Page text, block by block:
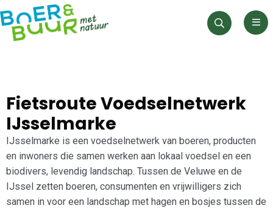
Zoeken
Fietsroute Voedselnetwerk
IJsselmarke
IJsselmarke is een voedselnetwerk van boeren, producten
en inwoners die samen werken aan lokaal voedsel en een
biodivers, levendig landschap. Tussen de Veluwe en de
IJssel zetten boeren, consumenten en vrijwilligers zich
samen in voor een landschap met hagen en bosjes tussen de